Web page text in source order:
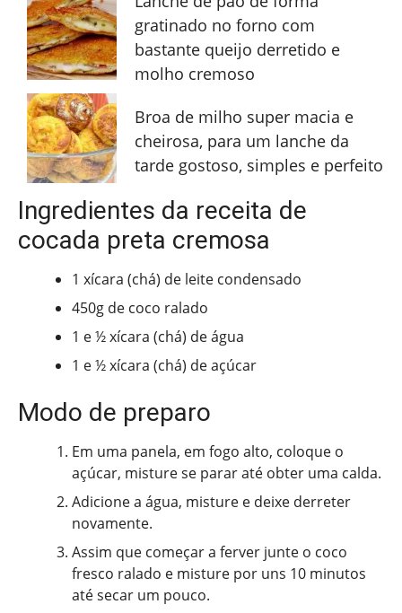
gratinado no forno com
bastante queijo derretido e
molho cremoso
Broa de milho super macia e
cheirosa, para um lanche da
tarde gostoso, simples e perfeito
Ingredientes da receita de
cocada preta cremosa
1 xícara (chá) de leite condensado
450g de coco ralado
1 e ½ xícara (chá) de água
1 e ½ xícara (chá) de açúcar
Modo de preparo
Em uma panela, em fogo alto, coloque o
açúcar, misture se parar até obter uma calda.
Adicione a água, misture e deixe derreter
novamente.
Assim que começar a ferver junte o coco
fresco ralado e misture por uns 10 minutos
até secar um pouco.